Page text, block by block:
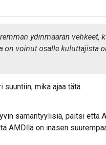
ydinmäärän vehkeet,
on voinut osalle kuluttajista
mikä ajaa tätä
samantyylisiä, paitsi että
AMDllä on inasen